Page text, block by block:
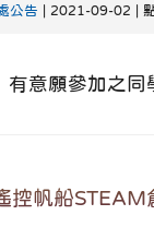
公告 | 2021-09-02 |
願參加之同學
控帆船STEAM